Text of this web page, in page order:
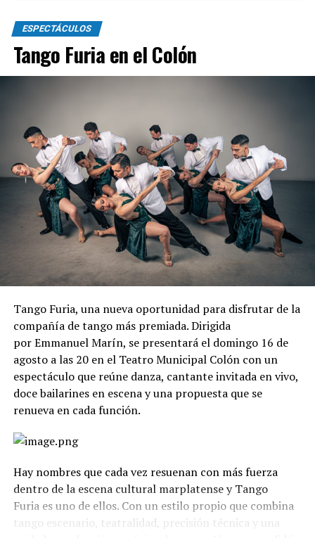
ESPECTÁCULOS
Tango Furia en el Colón
Tango Furia, una nueva oportunidad para disfrutar de la
compañía de tango más premiada. Dirigida
por Emmanuel Marín, se presentará el domingo 16 de
agosto a las 20 en el Teatro Municipal Colón con un
espectáculo que reúne danza, cantante invitada en vivo,
doce bailarines en escena y una propuesta que se
renueva en cada función.
Hay nombres que cada vez resuenan con más fuerza
dentro de la escena cultural marplatense y Tango
Furia es uno de ellos. Con un estilo propio que combina
tango escenario, teatralidad, precisión técnica y una